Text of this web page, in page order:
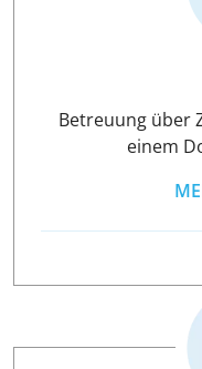
Betreuung über
einem